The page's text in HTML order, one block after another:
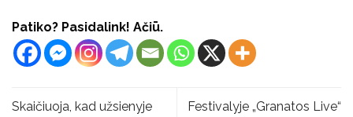
Patiko? Pasidalink! Ačiū.
Skaičiuoja, kad užsienyje
Festivalyje „Granatos Live“